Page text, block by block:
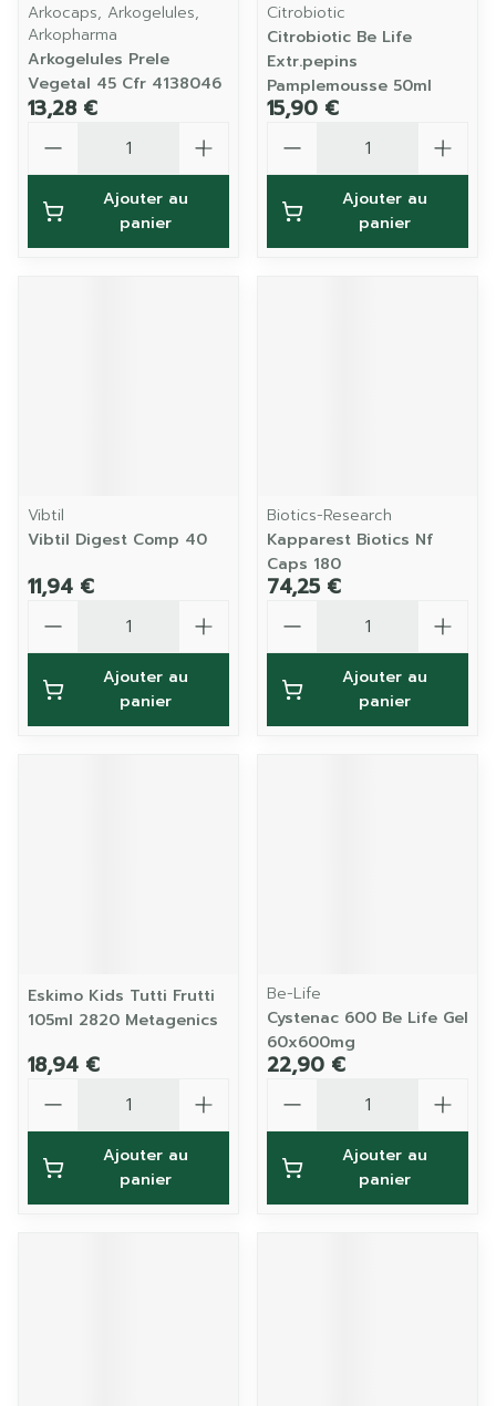
Arkocaps, Arkogelules,
Arkopharma
Arkogelules Prele
Vegetal 45 Cfr 4138046
13,28 €
Ajouter au
panier
Citrobiotic
Citrobiotic Be Life
Extr.pepins
Pamplemousse 50ml
15,90 €
Ajouter au
panier
Vibtil
Vibtil Digest Comp 40
11,94 €
Ajouter au
panier
Biotics-Research
Kapparest Biotics Nf
Caps 180
74,25 €
Ajouter au
panier
Eskimo Kids Tutti Frutti
105ml 2820 Metagenics
18,94 €
Ajouter au
panier
Be-Life
Cystenac 600 Be Life Gel
60x600mg
22,90 €
Ajouter au
panier